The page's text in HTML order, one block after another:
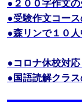
●受験作文コー
●森リンで１０
●コロナ休校対
●国語読解クラ